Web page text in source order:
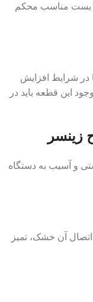
بست مناسب محکم
در شرایط افزایش
این قطعه باید در
و آسیب به دستگاه
آن خشک، تمیز